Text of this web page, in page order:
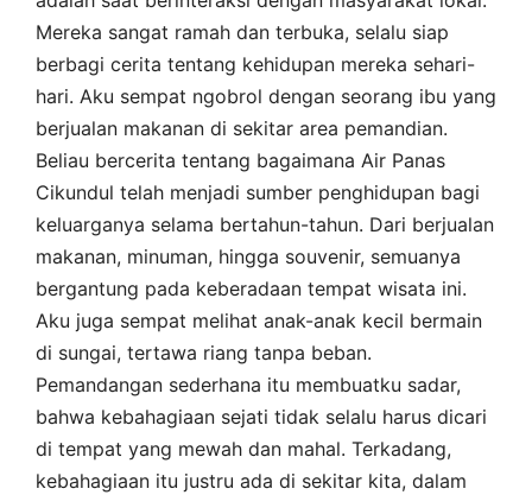
Mereka sangat ramah dan terbuka, selalu siap
berbagi cerita tentang kehidupan mereka sehari-
hari. Aku sempat ngobrol dengan seorang ibu yang
berjualan makanan di sekitar area pemandian.
Beliau bercerita tentang bagaimana Air Panas
Cikundul telah menjadi sumber penghidupan bagi
keluarganya selama bertahun-tahun. Dari berjualan
makanan, minuman, hingga souvenir, semuanya
bergantung pada keberadaan tempat wisata ini.
Aku juga sempat melihat anak-anak kecil bermain
di sungai, tertawa riang tanpa beban.
Pemandangan sederhana itu membuatku sadar,
bahwa kebahagiaan sejati tidak selalu harus dicari
di tempat yang mewah dan mahal. Terkadang,
kebahagiaan itu justru ada di sekitar kita, dalam